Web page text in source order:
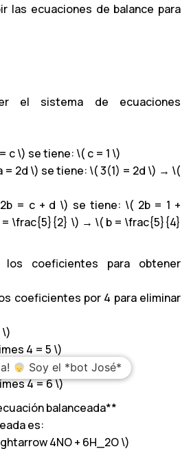
las ecuaciones de balance para
el sistema de ecuaciones
c \) se tiene: \( c = 1 \)
= 2d \) se tiene: \( 3(1) = 2d \) → \(
= c + d \) se tiene: \( 2b = 1 +
\frac{5}{2} \) → \( b = \frac{5}{4}
coeficientes para obtener
coeficientes por 4 para eliminar
\)
4 = 5 \)
4 = 6 \)
balanceada**
es:
4NO + 6H_2O \)